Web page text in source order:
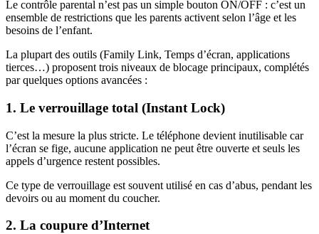
Le contrôle parental n’est pas un simple bouton ON/OFF : c’est un
ensemble de restrictions que les parents activent selon l’âge et les
besoins de l’enfant.
La plupart des outils (Family Link, Temps d’écran, applications
tierces…) proposent trois niveaux de blocage principaux, complétés
par quelques options avancées :
1. Le verrouillage total (Instant Lock)
C’est la mesure la plus stricte. Le téléphone devient inutilisable car
l’écran se fige, aucune application ne peut être ouverte et seuls les
appels d’urgence restent possibles.
Ce type de verrouillage est souvent utilisé en cas d’abus, pendant les
devoirs ou au moment du coucher.
2. La coupure d’Internet